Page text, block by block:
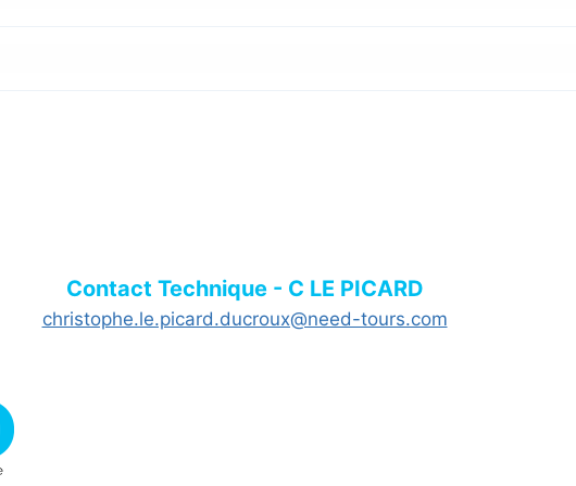
Contact Technique - C LE PICARD
christophe.le.picard.ducroux@need-tours.com